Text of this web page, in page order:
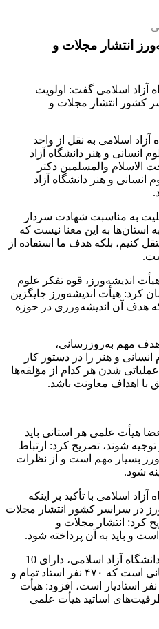
انتشار مجلات و
آزاد اسلامی گفت: اولویت‌
کشور انتشار مجلات و
اسلامی به نقل از واحد
انسانی و هنر دانشگاه آزاد
الاسلام والمسلمین دکتر
و هنر دانشگاه آزاد
.
به مناسبت شهادت سردار
به این معنا نیست که
کنیم، بلکه هدف ما استفاده از
.
اندیشه‌ورز، قوه تفکر علوم
کرد: هیأت اندیشه‌ورز جایگزین
هدف آن اندیشه‌ورزی در حوزه
هدف مهم به‌روزرسانی،
و هنر را در دستور کار
شدن هر کدام از مؤلفه‌ها
با اهداف معاونت باشد.
هیأت علمی هر استانی باید
شوند، تصریح کرد: ارتباط
بسیار مهم است و از نظرات
شود.
اسلامی با تأکید بر اینکه
در سراسر کشور انتشار مجلات
کرد: انتشار مجلات و
و باید به آن پرداخته شود.
دکتر خسروپناه با اشاره به اینکه دانشگاه آزاد اسلامی، دارای 10
هزار عضو هیأت علمی علوم انسانی است که ۴۷۰ نفر استاد تمام و
دانشیار، ۴۵۰۰ نفر مربی و ۵۰۰۰ نفر استادیار است، افزود: هیأت
اساتید هیأت علمی